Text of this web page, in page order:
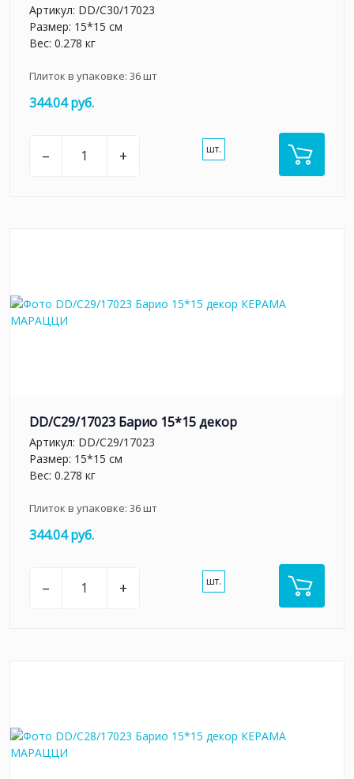
Артикул: DD/C30/17023
Размер: 15*15 см
Вес: 0.278 кг
Плиток в упаковке: 36шт
344.04 руб.
– + шт.
DD/C29/17023 Барио 15*15 декор
Артикул: DD/C29/17023
Размер: 15*15 см
Вес: 0.278 кг
Плиток в упаковке: 36шт
344.04 руб.
– + шт.